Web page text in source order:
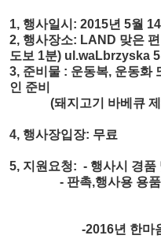
1, 행사일시: 2015년 5월
2, 행사장소: LAND 맞은
도보 1분) ul.waLbrzyska 5
3, 준비물 : 운동복, 운동화
인 준비
(돼지고기 바베큐 제
4, 행사장입장: 무료
5, 지원요청: - 행사시 경품
- 판촉,행사용 용품
-2016년 한마음 체